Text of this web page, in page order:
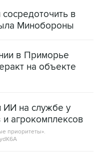
в
Минобороны
в Приморье
на объекте
ИИ на службе у
агрокомплексов
приоритеты».